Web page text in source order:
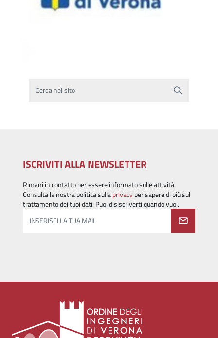
Cerca nel sito
ISCRIVITI ALLA NEWSLETTER
Rimani in contatto per essere informato sulle attività.
Consulta la nostra politica sullaprivacyper sapere di più sul
trattamento dei tuoi dati. Puoi disiscriverti quando vuoi.
INSERISCI LA TUA MAIL